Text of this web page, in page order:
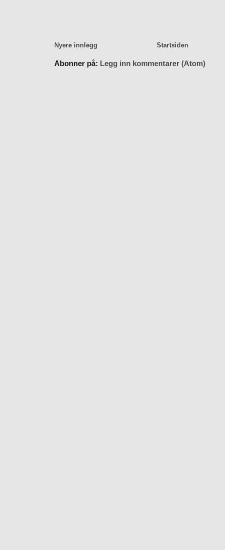
Nyere innlegg Startsiden
Abonner på: Legg inn kommentarer (Atom)